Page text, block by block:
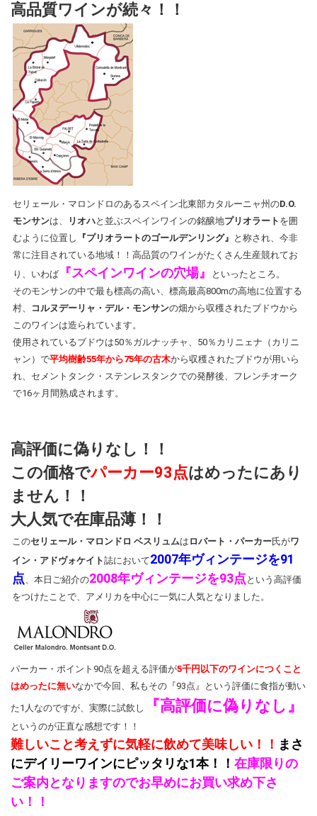
高品質ワインが続々！！
セリェール・マロンドロのあるスペイン北東部カタルーニャ州のD.O.
モンサンは、 リオハと並ぶスペインワインの銘醸地プリオラート を囲
むように位置し
『プリオラートのゴールデンリング』 と称され、今非
常に注目されている地域！！高品質のワインがたくさん生産競れてお
り、いわば
『スペインワインの穴場』
といったところ。
そのモンサンの中で最も標高の高い、標高最高800mの高地に位置する
村、
コルヌデーリャ・デル・モンサンの畑から収穫されたブドウから
このワインは造られています。
使用されているブドウは50％ガルナッチャ、50％カリニェナ（カリニ
ャン）で平均樹齢55年から75年の古木から収穫されたブドウが用いら
れ、 セメントタンク・ステンレスタンクでの発酵後、フレンチオーク
で16ヶ月間熟成されます。
高評価に偽りなし！！
この価格でパーカー93点はめったにあり
ません！！
大人気で在庫品薄！！
このセリェール・マロンドロ ベスリュムは ロバート・パーカー氏がワ
イン・アドヴォケイト誌において2007年ヴィンテージを91
点、本日ご紹介の2008年ヴィンテージを93点 という高評価
をつけたことで、アメリカを中心に一気に人気となりました。
パーカー・ポイント90点を超える評価が5千円以下のワインにつくこと
はめったに無いなかで今回、私もその『93点』という評価に食指が動い
た1人なのですが、実際に試飲し 『高評価に偽りなし』
というのが正直な感想です！！
難しいこと考えずに気軽に飲めて美味しい！！ まさ
にデイリーワインにピッタリな1本！！ 在庫限りの
ご案内となりますのでお早めにお買い求め下さ
い！！